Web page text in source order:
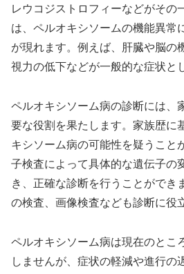
レウコジストロフィーなどがその
は、ペルオキシソームの機能異常
が現れます。例えば、肝臓や脳の
視力の低下などが一般的な症状と
ペルオキシソーム病の診断には、
要な役割を果たします。家族歴に
キシソーム病の可能性を疑うこと
子検査によって具体的な遺伝子の
き、正確な診断を行うことができ
の検査、画像検査なども診断に役
ペルオキシソーム病は現在のとこ
しませんが、症状の軽減や進行の